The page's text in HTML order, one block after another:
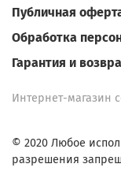
Публичная
Обработка
Гарантия и
Интернет-магазин
© 2020 Любое
разрешения